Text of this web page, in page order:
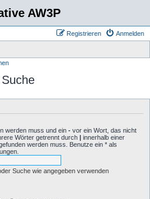
AW3P
Anmelden
Registrieren
Suche
werden muss und ein - vor ein Wort, das nicht
Wörter getrennt durch | innerhalb einer
werden muss. Benutze ein * als
Suche wie angegeben verwenden